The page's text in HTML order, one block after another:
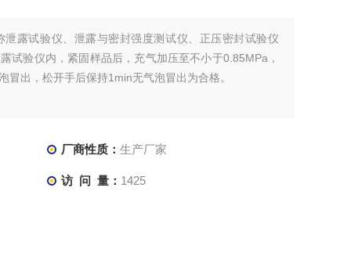
泄露试验仪、泄露与密封强度测试仪、正压密封试验仪
试验仪内，紧固样品后，充气加压至不小于0.85MPa，
冒出，松开手后保持1min无气泡冒出为合格。
厂商性质： 生产厂家
访 问 量： 1425